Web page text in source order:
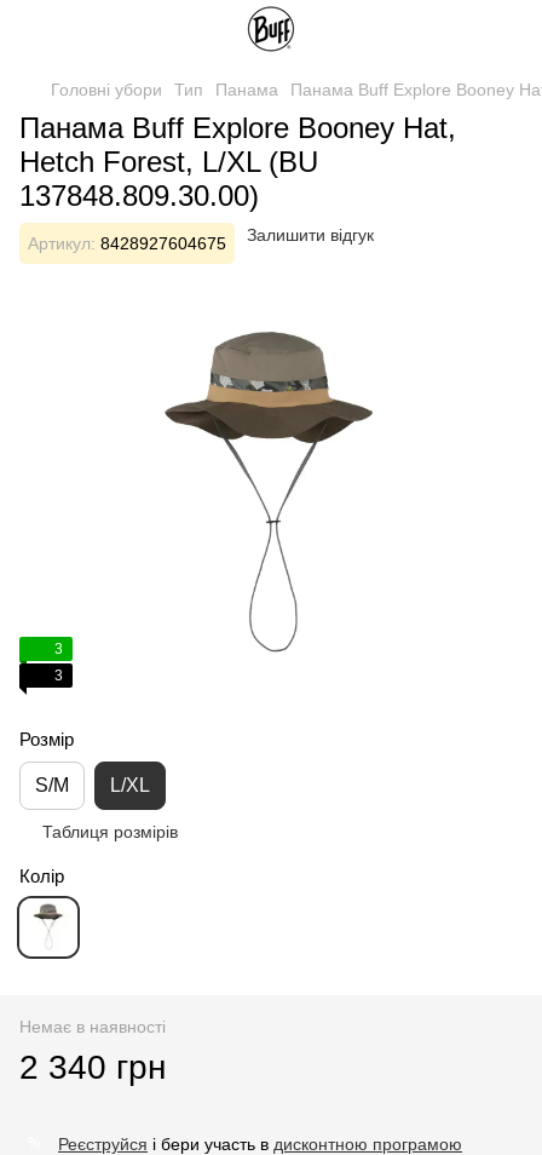
Головні убори Тип Панама Панама Buff Explore Booney
Панама Buff Explore Booney Hat,
Hetch Forest, L/XL (BU
137848.809.30.00)
Артикул: 8428927604675 Залишити відгук
3
3
Розмір
S/M L/XL
Таблиця розмірів
Колір
Немає в наявності
2 340 грн
Реєструйся і бери участь в дисконтною програмою